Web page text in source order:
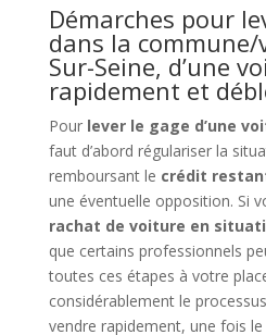
Démarches pour
dans la
Sur-Seine, d’une
rapidement et
Pour lever le gage d’une
faut d’abord régulariser la
remboursant le crédit
une éventuelle opposition. Si
rachat de voiture en
que certains professionnels
toutes ces étapes à votre
considérablement le
vendre rapidement, une fois